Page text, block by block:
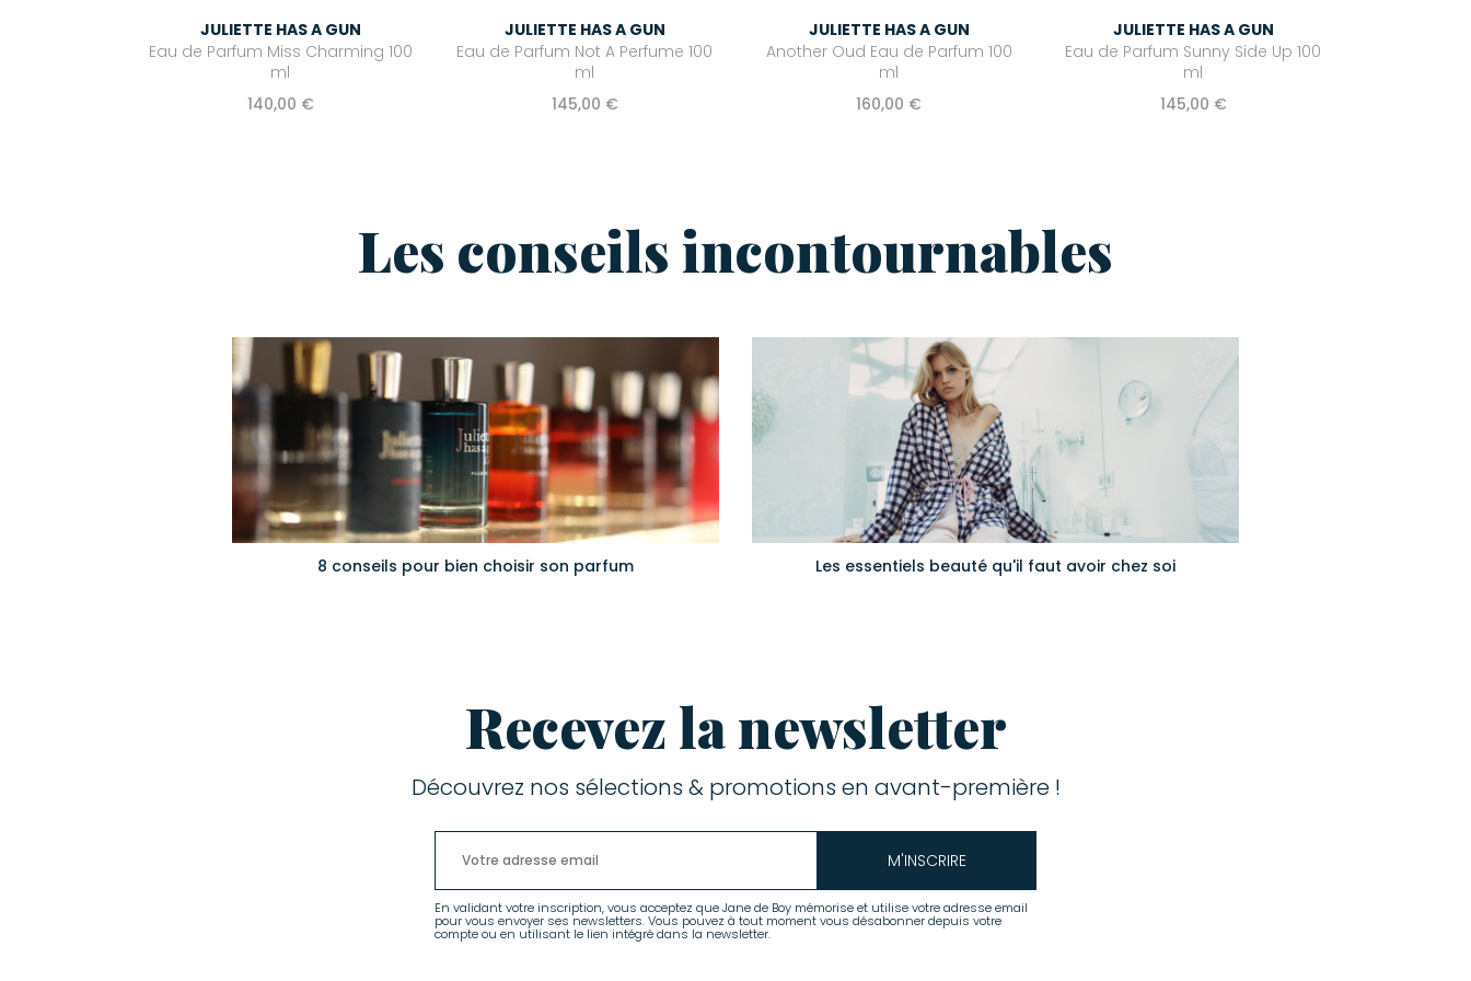
JULIETTE HAS A GUN
Eau de Parfum Miss Charming 100
ml
140,00 €
JULIETTE HAS A GUN
Eau de Parfum Not A Perfume 100
ml
145,00 €
JULIETTE HAS A GUN
Another Oud Eau de Parfum 100
ml
160,00 €
JULIETTE HAS A GUN
Eau de Parfum Sunny Side Up 100
ml
145,00 €
Les conseils incontournables
8 conseils pour bien choisir son parfum Les essentiels beauté qu'il faut avoir chez soi
Recevez la newsletter
Découvrez nos sélections & promotions en avant-première !
M'INSCRIRE
En validant votre inscription, vous acceptez que Jane de Boy mémorise et utilise votre adresse email
pour vous envoyer ses newsletters. Vous pouvez à tout moment vous désabonner depuis votre
compte ou en utilisant le lien intégré dans la newsletter.